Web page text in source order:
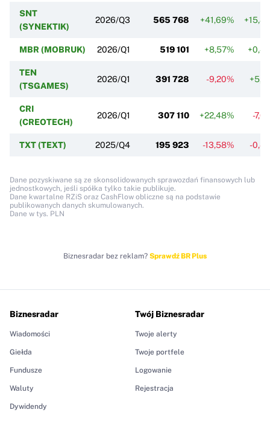
SNT
(SYNEKTIK)
2026/Q3 565 768 +41,69%
MBR (MOBRUK) 2026/Q1 519 101 +8,57%
TEN
(TSGAMES)
2026/Q1 391 728 -9,20%
CRI
(CREOTECH)
2026/Q1 307 110 +22,48% -
TXT (TEXT) 2025/Q4 195 923 -13,58% -
Dane pozyskiwane są ze skonsolidowanych sprawozdań finansowych lub
jednostkowych, jeśli spółka tylko takie publikuje.
Dane kwartalne RZiS oraz CashFlow obliczne są na podstawie
publikowanych danych skumulowanych.
Dane w tys. PLN
Biznesradar bez reklam? Sprawdź BR Plus
Biznesradar
Wiadomości
Giełda
Fundusze
Waluty
Dywidendy
Twój Biznesradar
Twoje alerty
Twoje portfele
Logowanie
Rejestracja